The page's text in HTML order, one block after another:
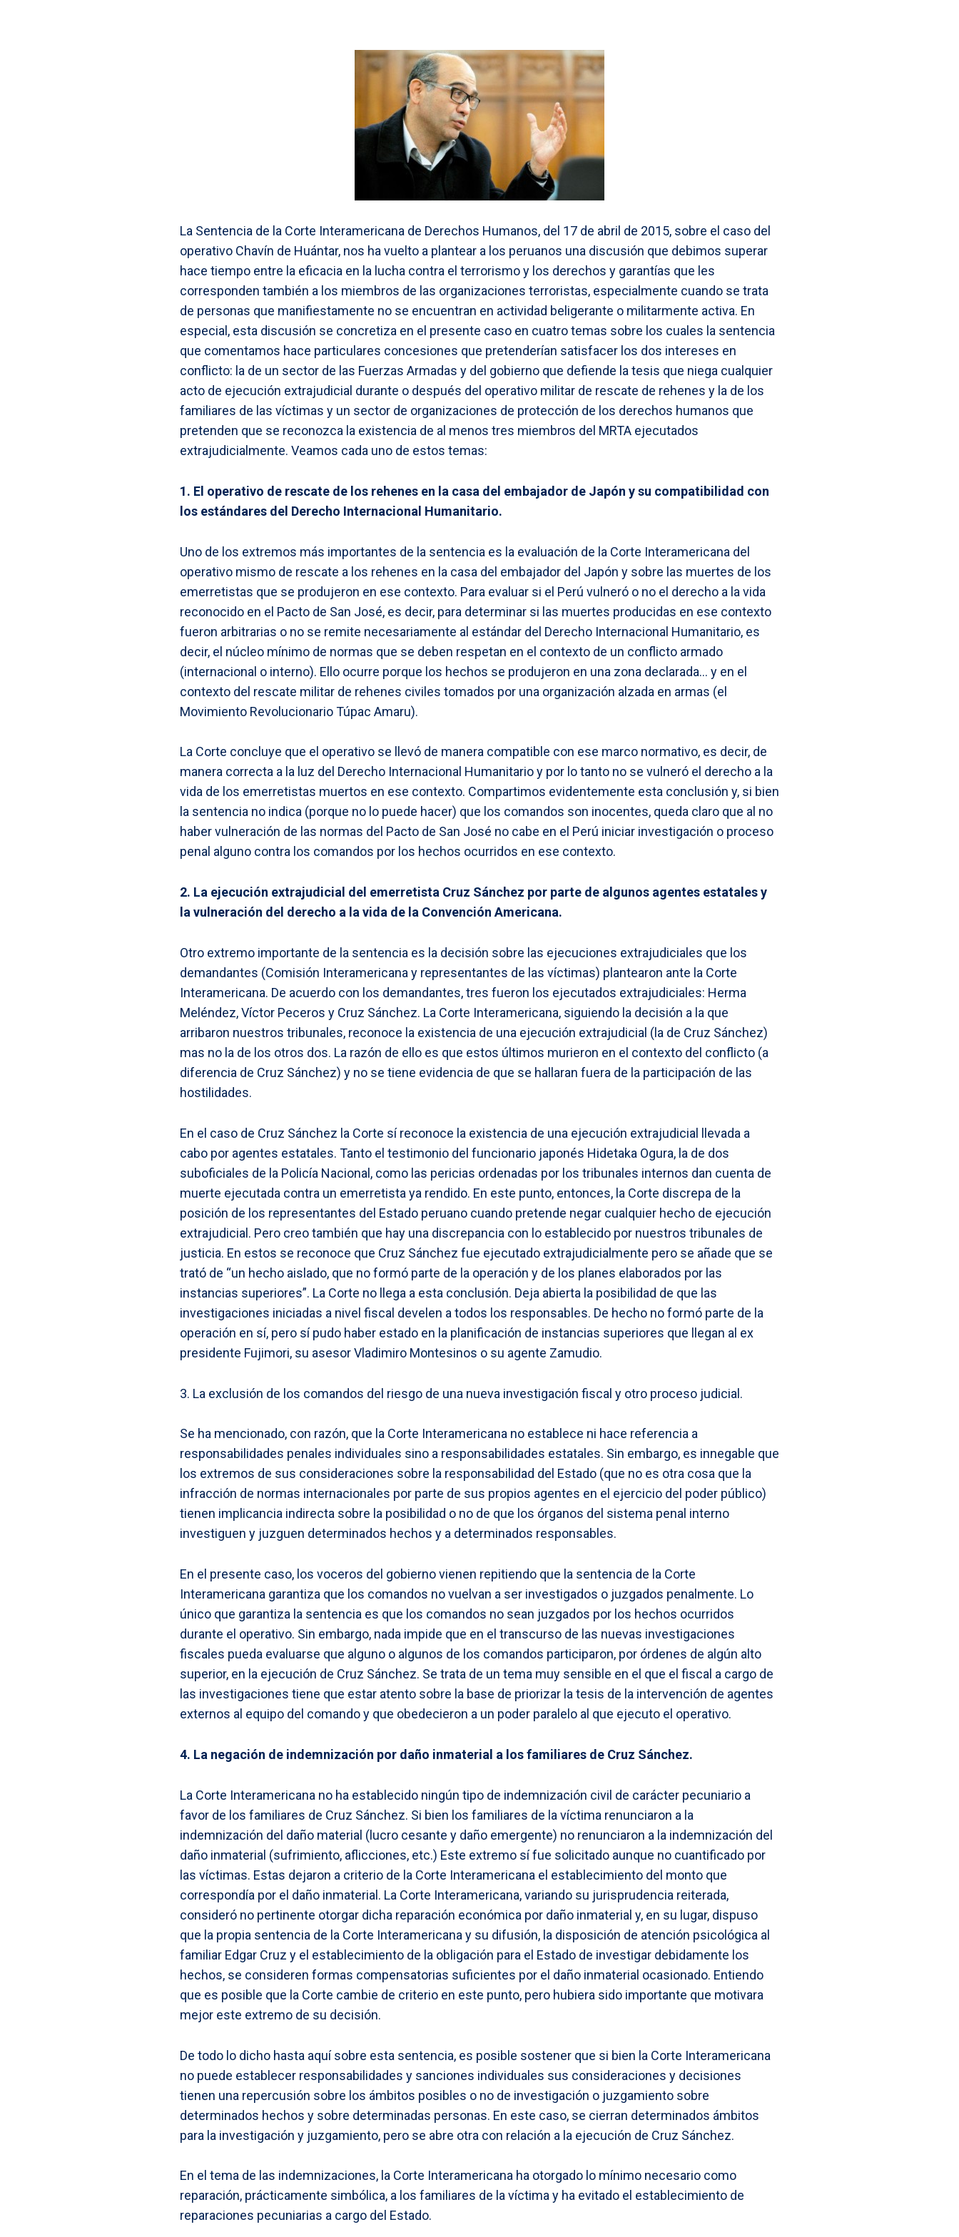
La Sentencia de la Corte Interamericana de Derechos Humanos, del 17 de abril de 2015, sobre el caso del
operativo Chavín de Huántar, nos ha vuelto a plantear a los peruanos una discusión que debimos superar
hace tiempo entre la eficacia en la lucha contra el terrorismo y los derechos y garantías que les
corresponden también a los miembros de las organizaciones terroristas, especialmente cuando se trata
de personas que manifiestamente no se encuentran en actividad beligerante o militarmente activa. En
especial, esta discusión se concretiza en el presente caso en cuatro temas sobre los cuales la sentencia
que comentamos hace particulares concesiones que pretenderían satisfacer los dos intereses en
conflicto: la de un sector de las Fuerzas Armadas y del gobierno que defiende la tesis que niega cualquier
acto de ejecución extrajudicial durante o después del operativo militar de rescate de rehenes y la de los
familiares de las víctimas y un sector de organizaciones de protección de los derechos humanos que
pretenden que se reconozca la existencia de al menos tres miembros del MRTA ejecutados
extrajudicialmente. Veamos cada uno de estos temas:
1. El operativo de rescate de los rehenes en la casa del embajador de Japón y su compatibilidad con
los estándares del Derecho Internacional Humanitario.
Uno de los extremos más importantes de la sentencia es la evaluación de la Corte Interamericana del
operativo mismo de rescate a los rehenes en la casa del embajador del Japón y sobre las muertes de los
emerretistas que se produjeron en ese contexto. Para evaluar si el Perú vulneró o no el derecho a la vida
reconocido en el Pacto de San José, es decir, para determinar si las muertes producidas en ese contexto
fueron arbitrarias o no se remite necesariamente al estándar del Derecho Internacional Humanitario, es
decir, el núcleo mínimo de normas que se deben respetan en el contexto de un conflicto armado
(internacional o interno). Ello ocurre porque los hechos se produjeron en una zona declarada… y en el
contexto del rescate militar de rehenes civiles tomados por una organización alzada en armas (el
Movimiento Revolucionario Túpac Amaru).
La Corte concluye que el operativo se llevó de manera compatible con ese marco normativo, es decir, de
manera correcta a la luz del Derecho Internacional Humanitario y por lo tanto no se vulneró el derecho a la
vida de los emerretistas muertos en ese contexto. Compartimos evidentemente esta conclusión y, si bien
la sentencia no indica (porque no lo puede hacer) que los comandos son inocentes, queda claro que al no
haber vulneración de las normas del Pacto de San José no cabe en el Perú iniciar investigación o proceso
penal alguno contra los comandos por los hechos ocurridos en ese contexto.
2. La ejecución extrajudicial del emerretista Cruz Sánchez por parte de algunos agentes estatales y
la vulneración del derecho a la vida de la Convención Americana.
Otro extremo importante de la sentencia es la decisión sobre las ejecuciones extrajudiciales que los
demandantes (Comisión Interamericana y representantes de las víctimas) plantearon ante la Corte
Interamericana. De acuerdo con los demandantes, tres fueron los ejecutados extrajudiciales: Herma
Meléndez, Víctor Peceros y Cruz Sánchez. La Corte Interamericana, siguiendo la decisión a la que
arribaron nuestros tribunales, reconoce la existencia de una ejecución extrajudicial (la de Cruz Sánchez)
mas no la de los otros dos. La razón de ello es que estos últimos murieron en el contexto del conflicto (a
diferencia de Cruz Sánchez) y no se tiene evidencia de que se hallaran fuera de la participación de las
hostilidades.
En el caso de Cruz Sánchez la Corte sí reconoce la existencia de una ejecución extrajudicial llevada a
cabo por agentes estatales. Tanto el testimonio del funcionario japonés Hidetaka Ogura, la de dos
suboficiales de la Policía Nacional, como las pericias ordenadas por los tribunales internos dan cuenta de
muerte ejecutada contra un emerretista ya rendido. En este punto, entonces, la Corte discrepa de la
posición de los representantes del Estado peruano cuando pretende negar cualquier hecho de ejecución
extrajudicial. Pero creo también que hay una discrepancia con lo establecido por nuestros tribunales de
justicia. En estos se reconoce que Cruz Sánchez fue ejecutado extrajudicialmente pero se añade que se
trató de “un hecho aislado, que no formó parte de la operación y de los planes elaborados por las
instancias superiores”. La Corte no llega a esta conclusión. Deja abierta la posibilidad de que las
investigaciones iniciadas a nivel fiscal develen a todos los responsables. De hecho no formó parte de la
operación en sí, pero sí pudo haber estado en la planificación de instancias superiores que llegan al ex
presidente Fujimori, su asesor Vladimiro Montesinos o su agente Zamudio.
3. La exclusión de los comandos del riesgo de una nueva investigación fiscal y otro proceso judicial.
Se ha mencionado, con razón, que la Corte Interamericana no establece ni hace referencia a
responsabilidades penales individuales sino a responsabilidades estatales. Sin embargo, es innegable que
los extremos de sus consideraciones sobre la responsabilidad del Estado (que no es otra cosa que la
infracción de normas internacionales por parte de sus propios agentes en el ejercicio del poder público)
tienen implicancia indirecta sobre la posibilidad o no de que los órganos del sistema penal interno
investiguen y juzguen determinados hechos y a determinados responsables.
En el presente caso, los voceros del gobierno vienen repitiendo que la sentencia de la Corte
Interamericana garantiza que los comandos no vuelvan a ser investigados o juzgados penalmente. Lo
único que garantiza la sentencia es que los comandos no sean juzgados por los hechos ocurridos
durante el operativo. Sin embargo, nada impide que en el transcurso de las nuevas investigaciones
fiscales pueda evaluarse que alguno o algunos de los comandos participaron, por órdenes de algún alto
superior, en la ejecución de Cruz Sánchez. Se trata de un tema muy sensible en el que el fiscal a cargo de
las investigaciones tiene que estar atento sobre la base de priorizar la tesis de la intervención de agentes
externos al equipo del comando y que obedecieron a un poder paralelo al que ejecuto el operativo.
4. La negación de indemnización por daño inmaterial a los familiares de Cruz Sánchez.
La Corte Interamericana no ha establecido ningún tipo de indemnización civil de carácter pecuniario a
favor de los familiares de Cruz Sánchez. Si bien los familiares de la víctima renunciaron a la
indemnización del daño material (lucro cesante y daño emergente) no renunciaron a la indemnización del
daño inmaterial (sufrimiento, aflicciones, etc.) Este extremo sí fue solicitado aunque no cuantificado por
las víctimas. Estas dejaron a criterio de la Corte Interamericana el establecimiento del monto que
correspondía por el daño inmaterial. La Corte Interamericana, variando su jurisprudencia reiterada,
consideró no pertinente otorgar dicha reparación económica por daño inmaterial y, en su lugar, dispuso
que la propia sentencia de la Corte Interamericana y su difusión, la disposición de atención psicológica al
familiar Edgar Cruz y el establecimiento de la obligación para el Estado de investigar debidamente los
hechos, se consideren formas compensatorias suficientes por el daño inmaterial ocasionado. Entiendo
que es posible que la Corte cambie de criterio en este punto, pero hubiera sido importante que motivara
mejor este extremo de su decisión.
De todo lo dicho hasta aquí sobre esta sentencia, es posible sostener que si bien la Corte Interamericana
no puede establecer responsabilidades y sanciones individuales sus consideraciones y decisiones
tienen una repercusión sobre los ámbitos posibles o no de investigación o juzgamiento sobre
determinados hechos y sobre determinadas personas. En este caso, se cierran determinados ámbitos
para la investigación y juzgamiento, pero se abre otra con relación a la ejecución de Cruz Sánchez.
En el tema de las indemnizaciones, la Corte Interamericana ha otorgado lo mínimo necesario como
reparación, prácticamente simbólica, a los familiares de la víctima y ha evitado el establecimiento de
reparaciones pecuniarias a cargo del Estado.